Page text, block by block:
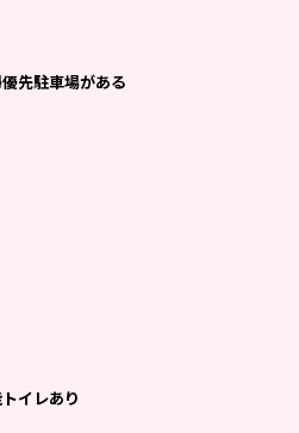
先駐車場がある
イレあり